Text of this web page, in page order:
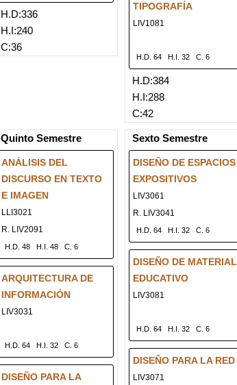
H.D:336
H.I:240
C:36
TIPOGRAFÍA
LIV1081
H.D. 64 H.I. 32 C. 6
H.D:384
H.I:288
C:42
Quinto Semestre
ANÁLISIS DEL
DISCURSO EN TEXTO
E IMAGEN
LLI3021
R. LIV2091
H.D. 48 H.I. 48 C. 6
ARQUITECTURA DE
INFORMACIÓN
LIV3031
H.D. 64 H.I. 32 C. 6
DISEÑO PARA LA
Sexto Semestre
DISEÑO DE ESPACIOS
EXPOSITIVOS
LIV3061
R. LIV3041
H.D. 64 H.I. 32 C. 6
DISEÑO DE MATERIAL
EDUCATIVO
LIV3081
H.D. 64 H.I. 32 C. 6
DISEÑO PARA LA RED
LIV3071